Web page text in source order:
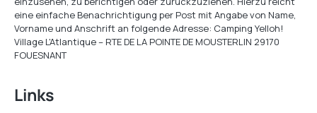
eine einfache Benachrichtigung per Post mit Angabe von Name,
Vorname und Anschrift an folgende Adresse: Camping Yelloh!
Village L'Atlantique – RTE DE LA POINTE DE MOUSTERLIN 29170
FOUESNANT
Links